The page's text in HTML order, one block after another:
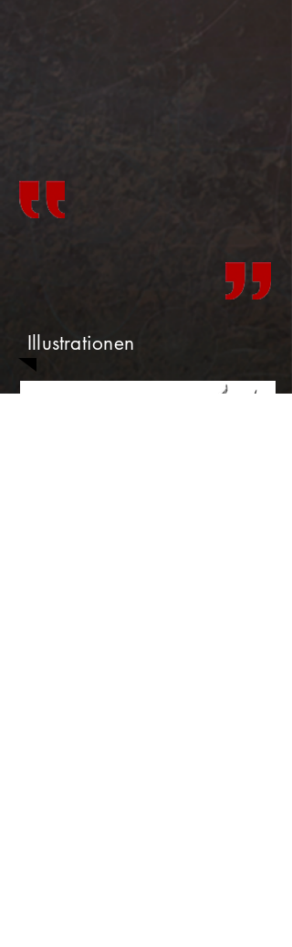
Illustrationen